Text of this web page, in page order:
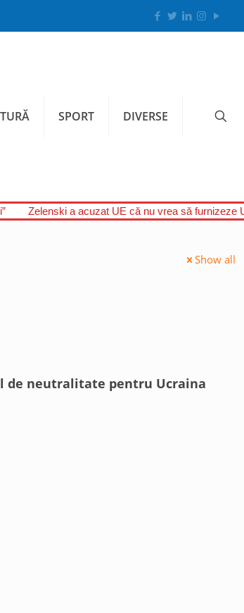
SPORT DIVERSE
Zelenski a acuzat UE că nu vrea să furnizeze
Show all
de neutralitate pentru Ucraina